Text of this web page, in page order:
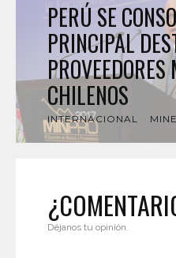
PERÚ SE
PRINCIPAL
PROVEEDORES
CHILENOS
INTERNACIONAL
Déjanos tu opinión.